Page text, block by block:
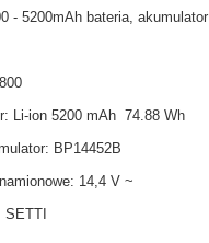
- 5200mAh bateria, akumulator
Li-ion 5200 mAh 74.88 Wh
BP14452B
14,4 V ~
SETTI